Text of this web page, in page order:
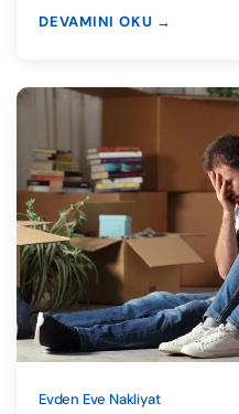
DEVAMINI OKU →
Evden Eve Nakliyat